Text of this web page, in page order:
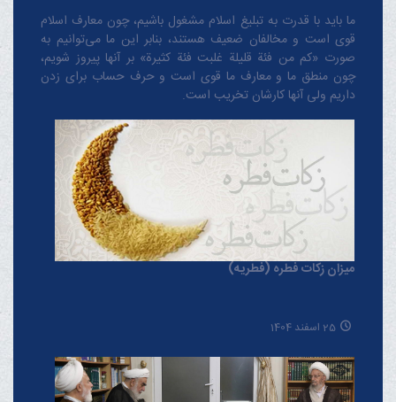
ما باید با قدرت به تبلیغ اسلام مشغول باشیم، چون معارف اسلام
قوی است و مخالفان ضعیف هستند، بنابر این ما می‌توانیم به
صورت «کم من فئة قلیلة غلبت فئة کثیرة» بر آنها پیروز شویم،
چون منطق‌ ما و معارف ‌ما قوی است و حرف حساب برای زدن
داریم ولی آنها کارشان تخریب است.
میزان زکات فطره (فطریه)
25 اسفند 1404